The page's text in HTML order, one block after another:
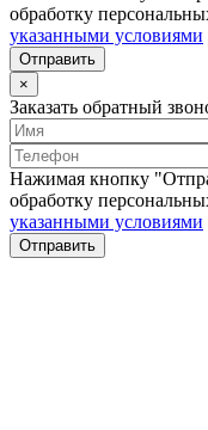
обработку
указанными условиями
Отправить
×
Заказать обратный
Нажимая кнопку
обработку
указанными условиями
Отправить